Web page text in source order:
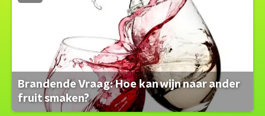
Brandende Vraag: Hoe kan wijn naar ander
fruit smaken?